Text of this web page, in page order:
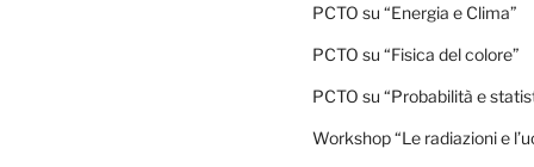
PCTO su “Energia e Clima”
PCTO su “Fisica del colore”
PCTO su “Probabilità e
Workshop “Le radiazioni e